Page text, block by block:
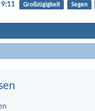
Großzügigkeit Segen